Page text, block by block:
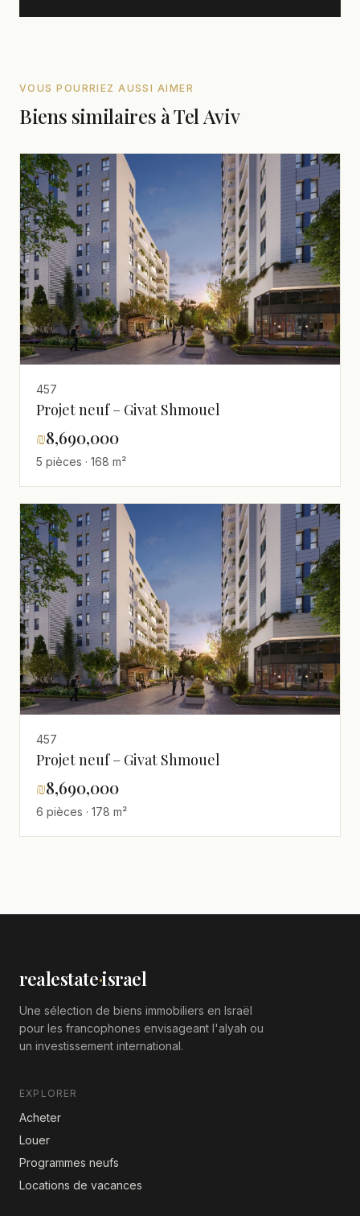
VOUS POURRIEZ AUSSI AIMER
Biens similaires à Tel Aviv
457
Projet neuf – Givat Shmouel
₪8,690,000
5 pièces · 168 m²
457
Projet neuf – Givat Shmouel
₪8,690,000
6 pièces · 178 m²
realestate·israel
Une sélection de biens immobiliers en Israël
pour les francophones envisageant l'alyah ou
un investissement international.
EXPLORER
Acheter
Louer
Programmes neufs
Locations de vacances